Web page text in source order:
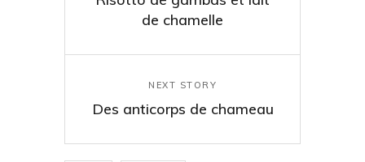
de chamelle
NEXT STORY
Des anticorps de chameau